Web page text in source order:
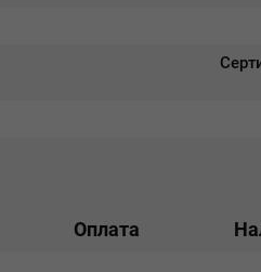
Оплата